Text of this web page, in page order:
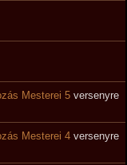
Mesterei 5 versenyre
Mesterei 4 versenyre